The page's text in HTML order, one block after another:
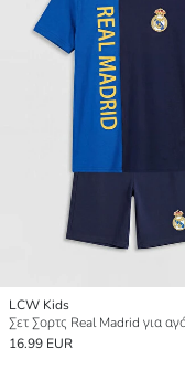
LCW Kids
16.99 EUR